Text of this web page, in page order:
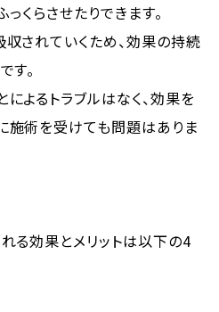
くらさせたりできます。
されていくため、効果の持続
す。
よるトラブルはなく、効果を
施術を受けても問題はありま
る効果とメリットは以下の4